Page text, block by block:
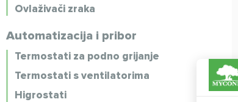
Ovlaživači zraka
Automatizacija i pribor
Termostati za podno grijanje
Termostati s ventilatorima
Higrostati